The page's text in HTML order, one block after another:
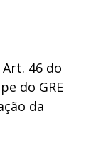
46 do
do GRE
da